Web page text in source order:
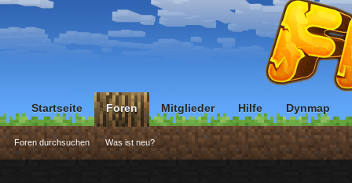
Startseite Foren
Foren durchsuchen Was ist neu?
Mitglieder Hilfe Dynmap